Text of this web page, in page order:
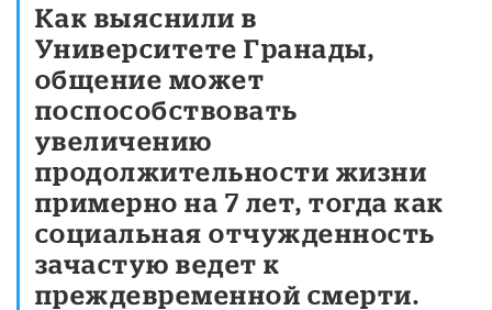
Как выяснили в
Университете Гранады,
общение может
поспособствовать
увеличению
продолжительности жизни
примерно на 7 лет, тогда как
социальная отчужденность
зачастую ведет к
преждевременной смерти.